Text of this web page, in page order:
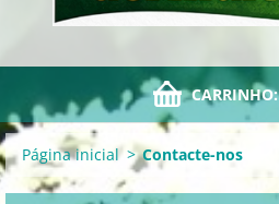
CARRINHO:
Página inicial > Contacte-nos